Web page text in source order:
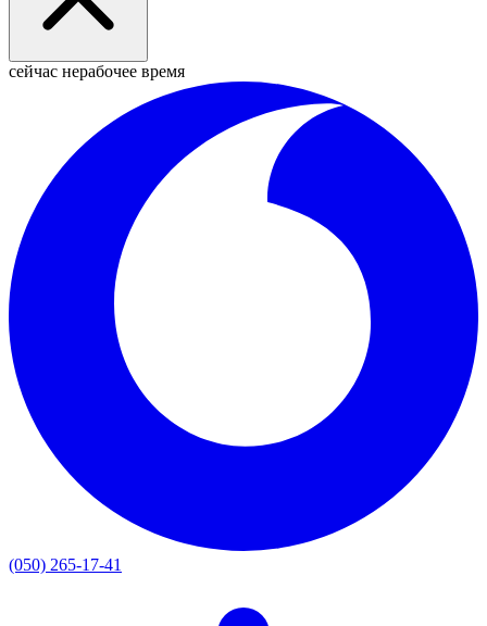
сейчас нерабочее время
(050) 265-17-41